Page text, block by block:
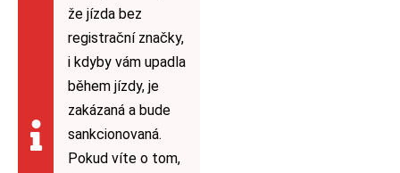
že jízda bez
registrační značky,
i kdyby vám upadla
během jízdy, je
zakázaná a bude
sankcionovaná.
Pokud víte o tom,